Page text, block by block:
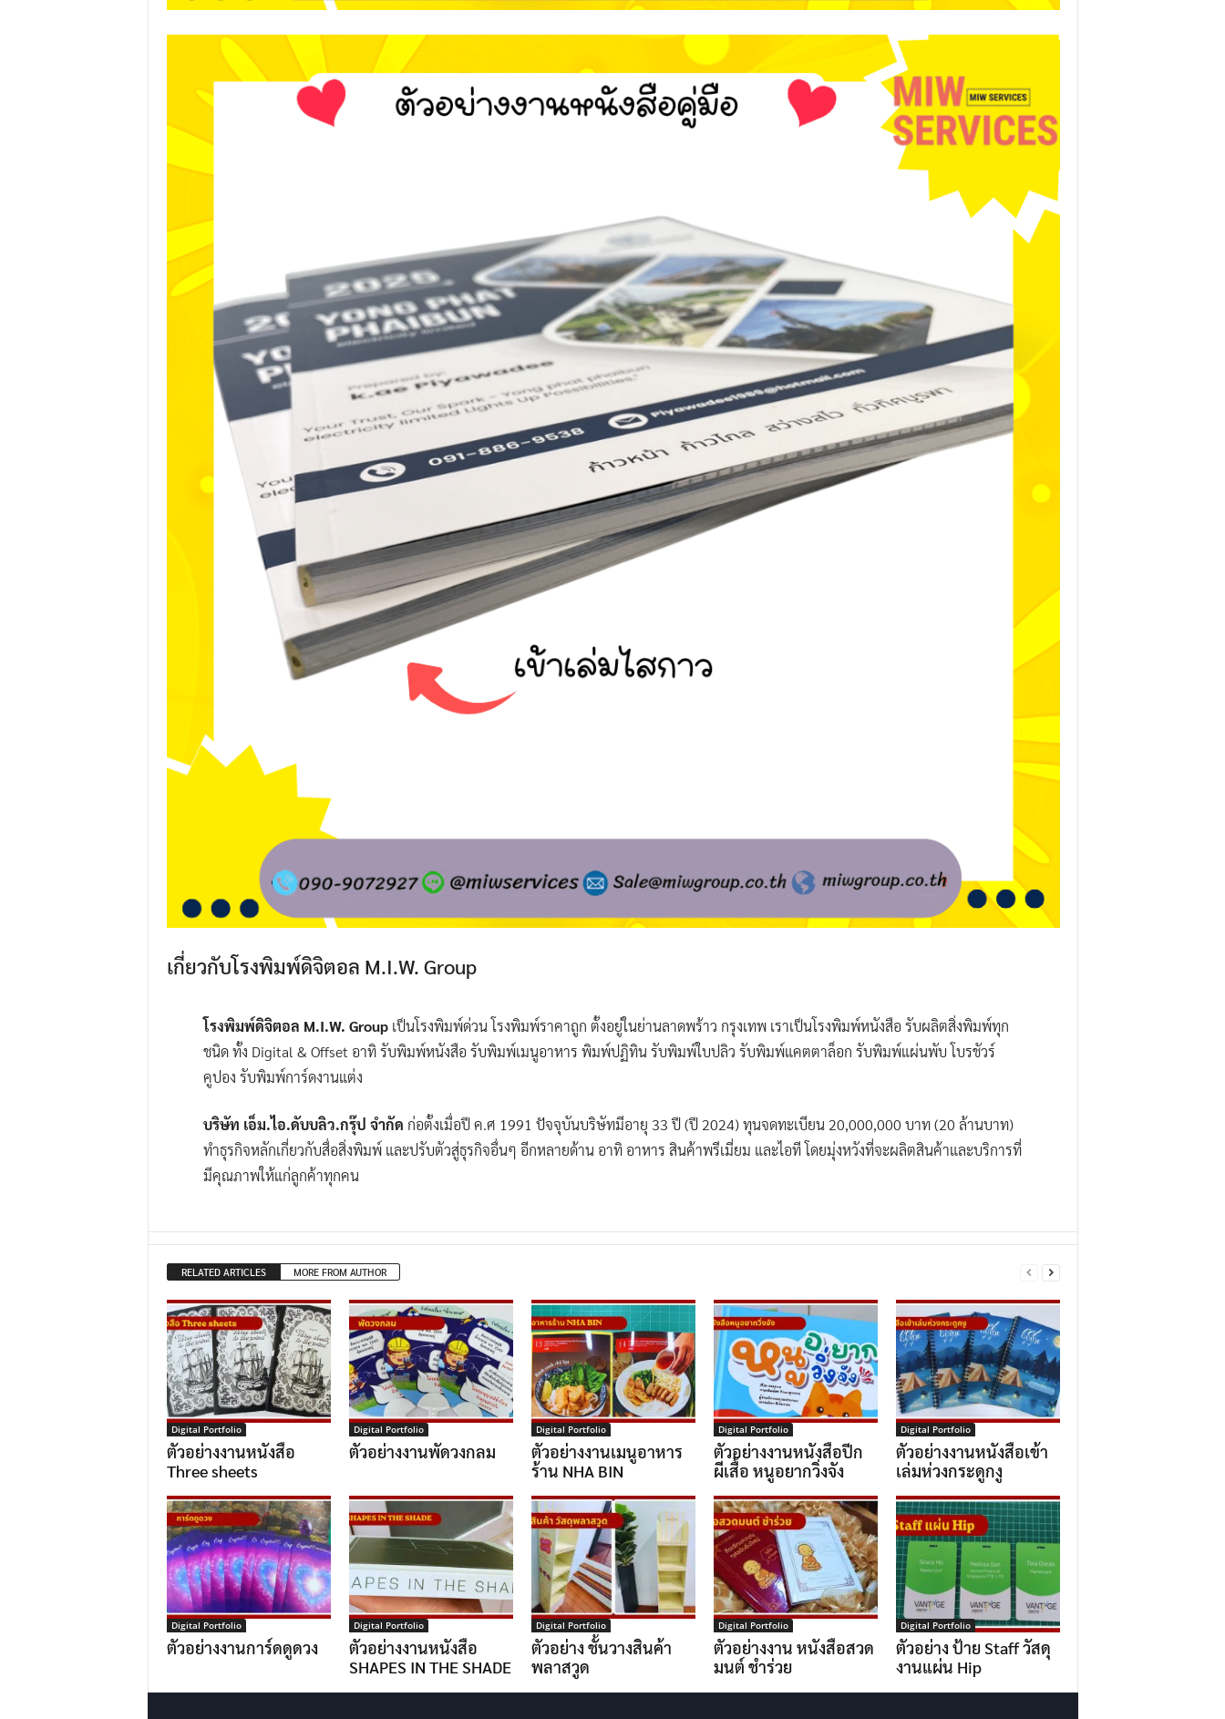
เกี่ยวกับโรงพิมพ์ดิจิตอล M.I.W. Group
โรงพิมพ์ดิจิตอล M.I.W. Groupเป็นโรงพิมพ์ด่วน โรงพิมพ์ราคาถูก ตั้งอยู่ในย่านลาดพร้าว กรุงเทพ เราเป็นโรงพิมพ์หนังสือ รับผลิตสิ่งพิมพ์ทุก
ชนิด ทั้ง Digital & Offset อาทิ รับพิมพ์หนังสือ รับพิมพ์เมนูอาหาร พิมพ์ปฏิทิน รับพิมพ์ใบปลิว รับพิมพ์แคตตาล็อก รับพิมพ์แผ่นพับ โบรชัวร์
คูปอง รับพิมพ์การ์ดงานแต่ง
บริษัท เอ็ม.ไอ.ดับบลิว.กรุ๊ป จำกัด ก่อตั้งเมื่อปี ค.ศ 1991 ปัจจุบันบริษัทมีอายุ 33 ปี (ปี 2024) ทุนจดทะเบียน 20,000,000 บาท (20 ล้านบาท)
ทำธุรกิจหลักเกี่ยวกับสื่อสิ่งพิมพ์ และปรับตัวสู่ธุรกิจอื่นๆ อีกหลายด้าน อาทิ อาหาร สินค้าพรีเมี่ยม และไอที โดยมุ่งหวังที่จะผลิตสินค้าและบริการที่
มีคุณภาพให้แก่ลูกค้าทุกคน
RELATED ARTICLES MORE FROM AUTHOR
Digital Portfolio
ตัวอย่างงานหนังสือ
Three sheets
Digital Portfolio
ตัวอย่างงานพัดวงกลม
Digital Portfolio
ตัวอย่างงานเมนูอาหาร
ร้าน NHA BIN
Digital Portfolio
ตัวอย่างงานหนังสือปีก
ผีเสื้อ หนูอยากวิ่งจัง
Digital Portfolio
ตัวอย่างงานหนังสือเข้า
เล่มห่วงกระดูกงู
Digital Portfolio
ตัวอย่างงานการ์ดดูดวง
Digital Portfolio
ตัวอย่างงานหนังสือ
SHAPES IN THE SHADE
Digital Portfolio
ตัวอย่าง ชั้นวางสินค้า
พลาสวูด
Digital Portfolio
ตัวอย่างงาน หนังสือสวด
มนต์ ชำร่วย
Digital Portfolio
ตัวอย่าง ป้าย Staff วัสดุ
งานแผ่น Hip